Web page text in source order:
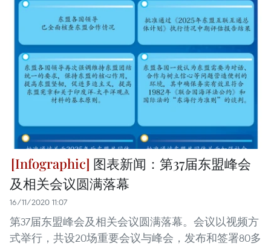
图表新闻：第37届东盟峰会
及相关会议圆满落幕
16/11/2020 11:07
第37届东盟峰会及相关会议圆满落幕。会议以视频方
式举行，共设20场重要会议与峰会，发布和签署80多